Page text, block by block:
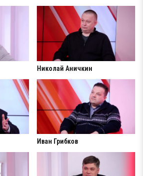
Николай Аничкин
Иван Грибков